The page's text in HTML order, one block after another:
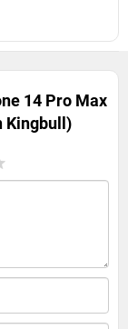
14 Pro Max
Kingbull)